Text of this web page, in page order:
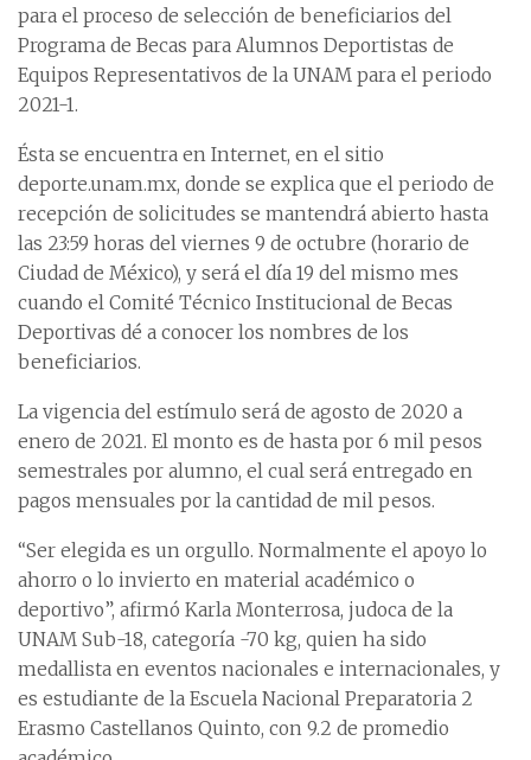
para el proceso de selección de beneficiarios del
Programa de Becas para Alumnos Deportistas de
Equipos Representativos de la UNAM para el periodo
2021-1.
Ésta se encuentra en Internet, en el sitio
deporte.unam.mx, donde se explica que el periodo de
recepción de solicitudes se mantendrá abierto hasta
las 23:59 horas del viernes 9 de octubre (horario de
Ciudad de México), y será el día 19 del mismo mes
cuando el Comité Técnico Institucional de Becas
Deportivas dé a conocer los nombres de los
beneficiarios.
La vigencia del estímulo será de agosto de 2020 a
enero de 2021. El monto es de hasta por 6 mil pesos
semestrales por alumno, el cual será entregado en
pagos mensuales por la cantidad de mil pesos.
“Ser elegida es un orgullo. Normalmente el apoyo lo
ahorro o lo invierto en material académico o
deportivo”, afirmó Karla Monterrosa, judoca de la
UNAM Sub-18, categoría -70 kg, quien ha sido
medallista en eventos nacionales e internacionales, y
es estudiante de la Escuela Nacional Preparatoria 2
Erasmo Castellanos Quinto, con 9.2 de promedio